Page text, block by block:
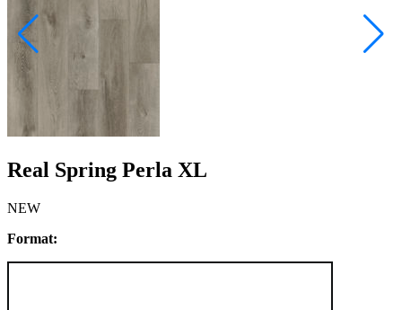
Real Spring Perla XL
NEW
Format: